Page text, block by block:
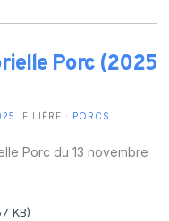
Porc (2025
. FILIÈRE : PORCS
Porc du 13 novembre
KB)